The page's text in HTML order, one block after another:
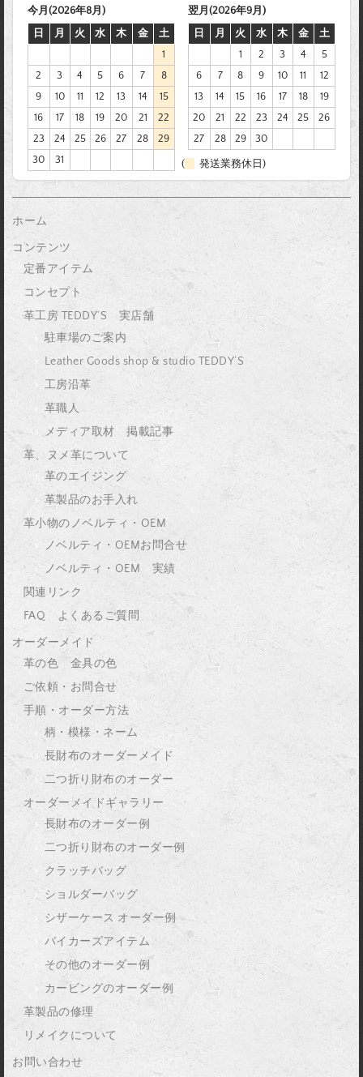
今月(2026年8月)
日
月 火 水 木 金
土
1
2
3 4 5 6 7
8
9
10 11 12 13 14
15
16
17 18 19 20 21
22
23
24 25 26 27 28
29
30
31
翌月(2026年9月)
日
月 火 水 木 金
土
1
2 3 4
5
6
7 8 9 10 11
12
13
14 15 16 17 18
19
20
21 22 23 24 25
26
27
28 29 30
( 発送業務休日)
ホーム
コンテンツ
定番アイテム
コンセプト
革工房 TEDDY’S 実店舗
駐車場のご案内
Leather Goods shop & studio TEDDY’S
工房沿革
革職人
メディア取材 掲載記事
革、ヌメ革について
革のエイジング
革製品のお手入れ
革小物のノベルティ・OEM
ノベルティ・OEMお問合せ
ノベルティ・OEM 実績
関連リンク
FAQ よくあるご質問
オーダーメイド
革の色 金具の色
ご依頼・お問合せ
手順・オーダー方法
柄・模様・ネーム
長財布のオーダーメイド
二つ折り財布のオーダー
オーダーメイドギャラリー
長財布のオーダー例
二つ折り財布のオーダー例
クラッチバッグ
ショルダーバッグ
シザーケース オーダー例
バイカーズアイテム
その他のオーダー例
カービングのオーダー例
革製品の修理
リメイクについて
お問い合わせ